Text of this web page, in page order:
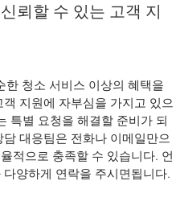
뢰할 수 있는 고객 지
한 청소 서비스 이상의 혜택을
지원에 자부심을 가지고 있으
특별 요청을 해결할 준비가 되
대응팀은 전화나 이메일만으
적으로 충족할 수 있습니다. 언
양하게 연락을 주시면됩니다.